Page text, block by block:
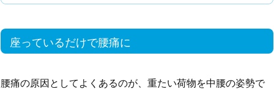
座っているだけで腰痛に
腰痛の原因としてよくあるのが、重たい荷物を中腰の姿勢で